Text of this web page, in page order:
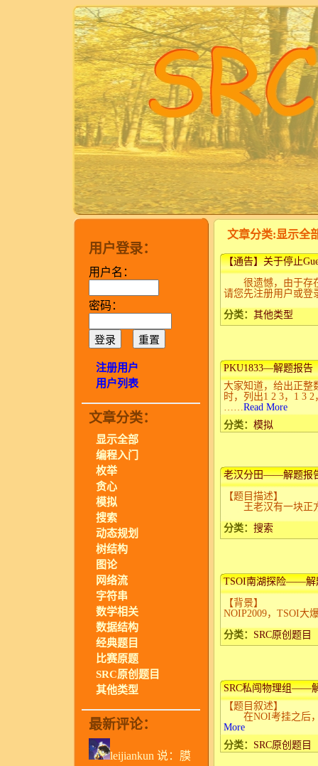
用户登录：
用户名：
密码：
注册用户
用户列表
文章分类：
显示全部
编程入门
枚举
贪心
模拟
搜索
动态规划
树结构
图论
网络流
字符串
数学相关
数据结构
经典题目
比赛原题
SRC原创题目
其他类型
最新评论：
leijiankun 说：膜
文章分类:显示全
【通告】关于停止
很遗憾，由于存在
请您先注册用户或
分类： 其他类型
PKU1833—解题报告
大家知道，给出正整
时，列出1 2 3，1 3
……Read More
分类： 模拟
老汉分田——解题报
【题目描述】
王老汉有一块正方
分类： 搜索
TSOI南湖探险——解
【背景】
NOIP2009，TSOI大
分类： SRC原创题目
SRC私闯物理组——
【题目叙述】
在NOI考挂之后，
More
分类： SRC原创题目